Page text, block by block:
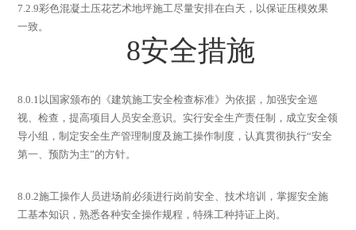
7.2.9彩色混凝土压花艺术地坪施工尽量安排在白天，以保证压模效果
一致。
8安全措施
8.0.1 以国家颁布的《建筑施工安全检查标准》 为依据，加强安全巡
视、检查，提高项目人员安全意识。实行安全生产责任制，成立安全领
导小组，制定安全生产管理制度及施工操作制度，认真贯彻执行“安全
第一、预防为主”的方针。
8.0.2施工操作人员进场前必须进行岗前安全、技术培训，掌握安全施
工基本知识，熟悉各种安全操作规程，特殊工种持证上岗。